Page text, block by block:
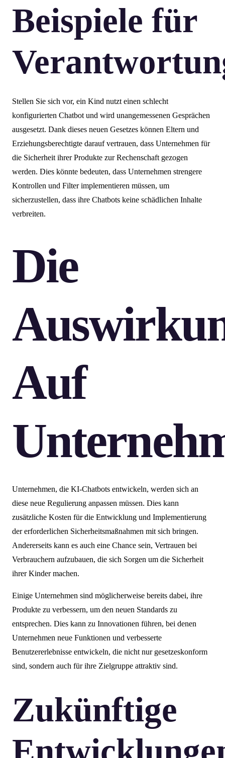
Beispiele für
Stellen Sie sich vor, ein Kind nutzt einen schlecht
konfigurierten Chatbot und wird unangemessenen Gesprächen
ausgesetzt. Dank dieses neuen Gesetzes können Eltern und
Erziehungsberechtigte darauf vertrauen, dass Unternehmen für
die Sicherheit ihrer Produkte zur Rechenschaft gezogen
werden. Dies könnte bedeuten, dass Unternehmen strengere
Kontrollen und Filter implementieren müssen, um
sicherzustellen, dass ihre Chatbots keine schädlichen Inhalte
verbreiten.
Die
Auf
Unternehmen, die KI-Chatbots entwickeln, werden sich an
diese neue Regulierung anpassen müssen. Dies kann
zusätzliche Kosten für die Entwicklung und Implementierung
der erforderlichen Sicherheitsmaßnahmen mit sich bringen.
Andererseits kann es auch eine Chance sein, Vertrauen bei
Verbrauchern aufzubauen, die sich Sorgen um die Sicherheit
ihrer Kinder machen.
Einige Unternehmen sind möglicherweise bereits dabei, ihre
Produkte zu verbessern, um den neuen Standards zu
entsprechen. Dies kann zu Innovationen führen, bei denen
Unternehmen neue Funktionen und verbesserte
Benutzererlebnisse entwickeln, die nicht nur gesetzeskonform
sind, sondern auch für ihre Zielgruppe attraktiv sind.
Zukünftige